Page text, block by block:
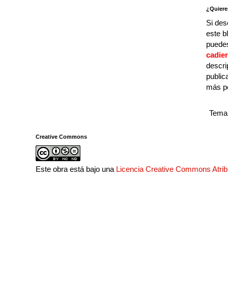
Si
este
más
Creative Commons
Este obra está bajo una Licencia Creative Commons